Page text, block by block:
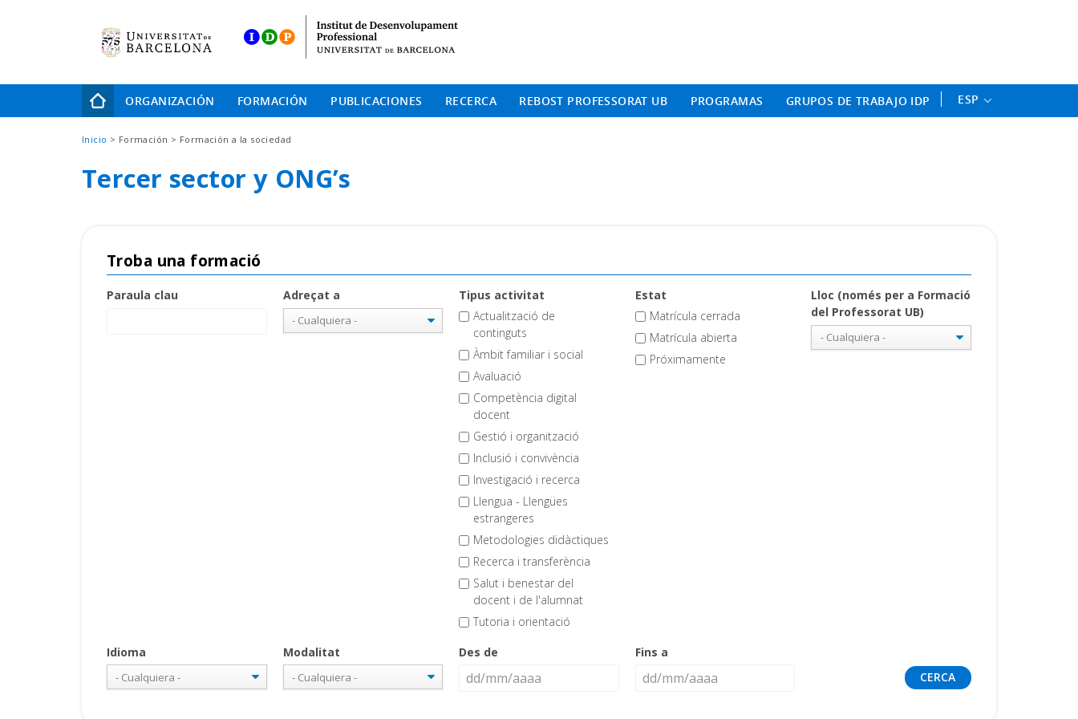
Navegación
principal
ORGANIZACIÓN FORMACIÓN PUBLICACIONES RECERCA REBOST PROFESSORAT UB PROGRAMAS GRUPOS DE TRABAJO IDP ESP
Sobrescribir
de
navegación
Inicio Formación Formación a la sociedad
Tercer sector y ONG’s
Troba una formació
Paraula clau Adreçat a
Tipus activitat
Actualització de
continguts
Àmbit familiar i social
Avaluació
Competència digital
docent
Gestió i organització
Inclusió i convivència
Investigació i recerca
Llengua - Llengües
estrangeres
Metodologies didàctiques
Recerca i transferència
Salut i benestar del
docent i de l'alumnat
Tutoria i orientació
Estat
Matrícula cerrada
Matrícula abierta
Próximamente
Lloc (només per a Formació
del Professorat UB)
Idioma Modalitat Des de Fins a